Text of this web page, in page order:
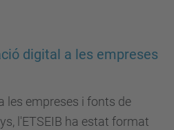
digital a les empreses
les empreses i fonts de
l'ETSEIB ha estat format